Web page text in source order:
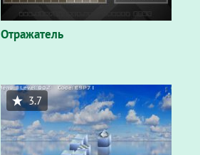
Отражатель
3.7